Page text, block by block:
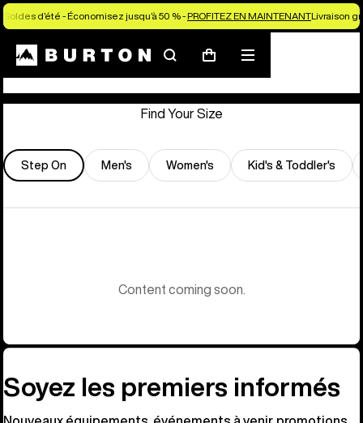
Soldes d’été - Économisez jusqu’à 50 % -PROFITEZ EN MAINTENANTLivraison
Rechercher
PanierMenu
Store Locator
Find Your Size
Step On Men's Women's Kid's & Toddler's
Content coming soon.
Soyez les premiers informés